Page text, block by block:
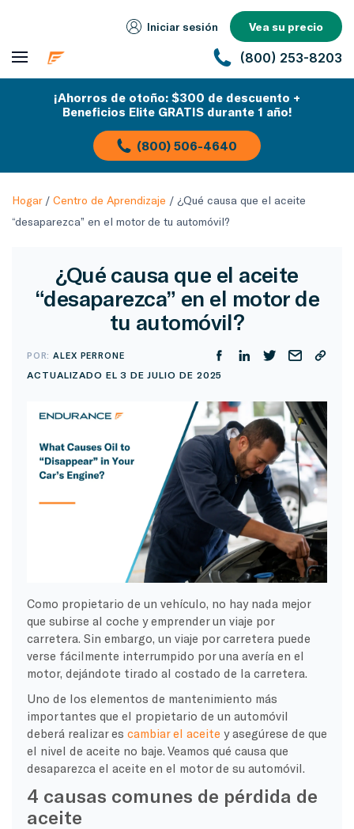
Iniciar sesión Vea su precio
(800) 253-8203
¡Ahorros de otoño: $300 de descuento +
Beneficios Elite GRATIS durante 1 año!
(800) 506-4640
Hogar/ Centro de Aprendizaje / ¿Qué causa que el aceite
“desaparezca” en el motor de tu automóvil?
¿Qué causa que el aceite
“desaparezca” en el motor de
tu automóvil?
POR:ALEX PERRONE
ACTUALIZADO EL 3 DE JULIO DE 2025
Como propietario de un vehículo, no hay nada mejor
que subirse al coche y emprender un viaje por
carretera. Sin embargo, un viaje por carretera puede
verse fácilmente interrumpido por una avería en el
motor, dejándote tirado al costado de la carretera.
Uno de los elementos de mantenimiento más
importantes que el propietario de un automóvil
deberá realizar es cambiar el aceite y asegúrese de que
el nivel de aceite no baje. Veamos qué causa que
desaparezca el aceite en el motor de su automóvil.
4 causas comunes de pérdida de
aceite